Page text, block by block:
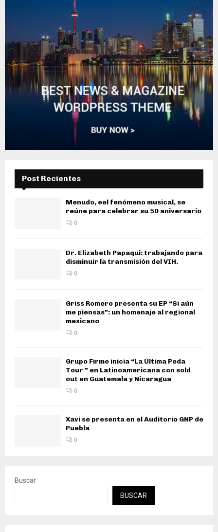
Post Recientes
Menudo, eel fenómeno musical, se
reúne para celebrar su 50 aniversario
0
Dr. Elizabeth Papaqui: trabajando para
disminuir la transmisión del VIH.
0
Griss Romero presenta su EP “Si aún
me piensas”: un homenaje al regional
mexicano
0
Grupo Firme inicia “La Última Peda
Tour ” en Latinoamericana con sold
out en Guatemala y Nicaragua
0
Xavi se presenta en el Auditorio GNP de
Puebla
0
Buscar
BUSCAR